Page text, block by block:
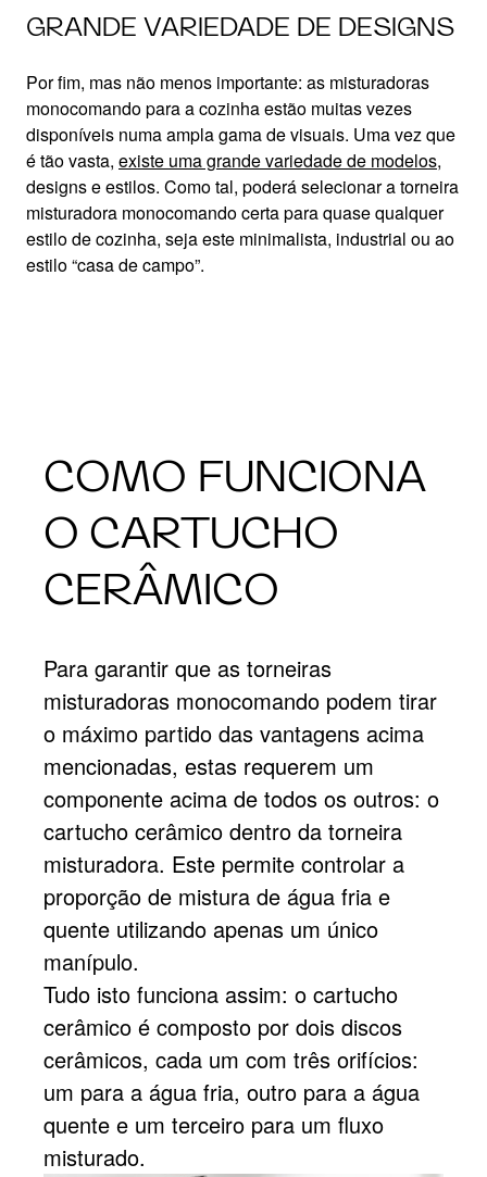
GRANDE VARIEDADE DE DESIGNS
Por fim, mas não menos importante: as misturadoras
monocomando para a cozinha estão muitas vezes
disponíveis numa ampla gama de visuais. Uma vez que
é tão vasta, existe uma grande variedade de modelos,
designs e estilos. Como tal, poderá selecionar a torneira
misturadora monocomando certa para quase qualquer
estilo de cozinha, seja este minimalista, industrial ou ao
estilo “casa de campo”.
COMO FUNCIONA
O CARTUCHO
CERÂMICO
Para garantir que as torneiras
misturadoras monocomando podem tirar
o máximo partido das vantagens acima
mencionadas, estas requerem um
componente acima de todos os outros: o
cartucho cerâmico dentro da torneira
misturadora. Este permite controlar a
proporção de mistura de água fria e
quente utilizando apenas um único
manípulo.
Tudo isto funciona assim: o cartucho
cerâmico é composto por dois discos
cerâmicos, cada um com três orifícios:
um para a água fria, outro para a água
quente e um terceiro para um fluxo
misturado.